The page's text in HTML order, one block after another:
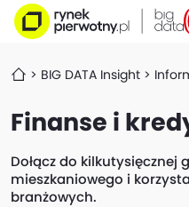
BIG DATA Insight
Finanse i
Dołącz do
mieszkaniowego i
branżowych.